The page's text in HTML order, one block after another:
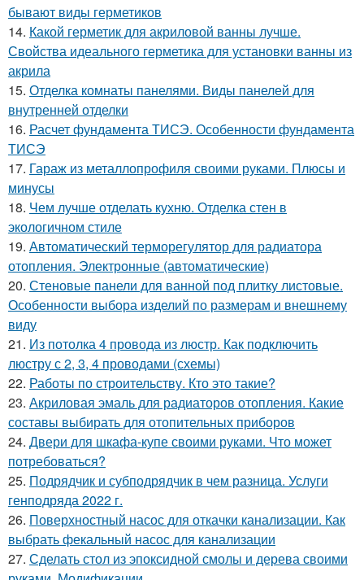
бывают виды герметиков
14. Какой герметик для акриловой ванны лучше.
Свойства идеального герметика для установки ванны из
акрила
15. Отделка комнаты панелями. Виды панелей для
внутренней отделки
16. Расчет фундамента ТИСЭ. Особенности фундамента
ТИСЭ
17. Гараж из металлопрофиля своими руками. Плюсы и
минусы
18. Чем лучше отделать кухню. Отделка стен в
экологичном стиле
19. Автоматический терморегулятор для радиатора
отопления. Электронные (автоматические)
20. Стеновые панели для ванной под плитку листовые.
Особенности выбора изделий по размерам и внешнему
виду
21. Из потолка 4 провода из люстр. Как подключить
люстру с 2, 3, 4 проводами (схемы)
22. Работы по строительству. Кто это такие?
23. Акриловая эмаль для радиаторов отопления. Какие
составы выбирать для отопительных приборов
24. Двери для шкафа-купе своими руками. Что может
потребоваться?
25. Подрядчик и субподрядчик в чем разница. Услуги
генподряда 2022 г.
26. Поверхностный насос для откачки канализации. Как
выбрать фекальный насос для канализации
27. Сделать стол из эпоксидной смолы и дерева своими